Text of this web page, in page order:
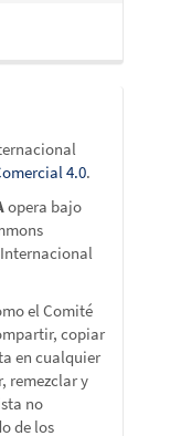
4.0.
opera bajo
el Comité
copiar
en cualquier
remezclar y
no
de los